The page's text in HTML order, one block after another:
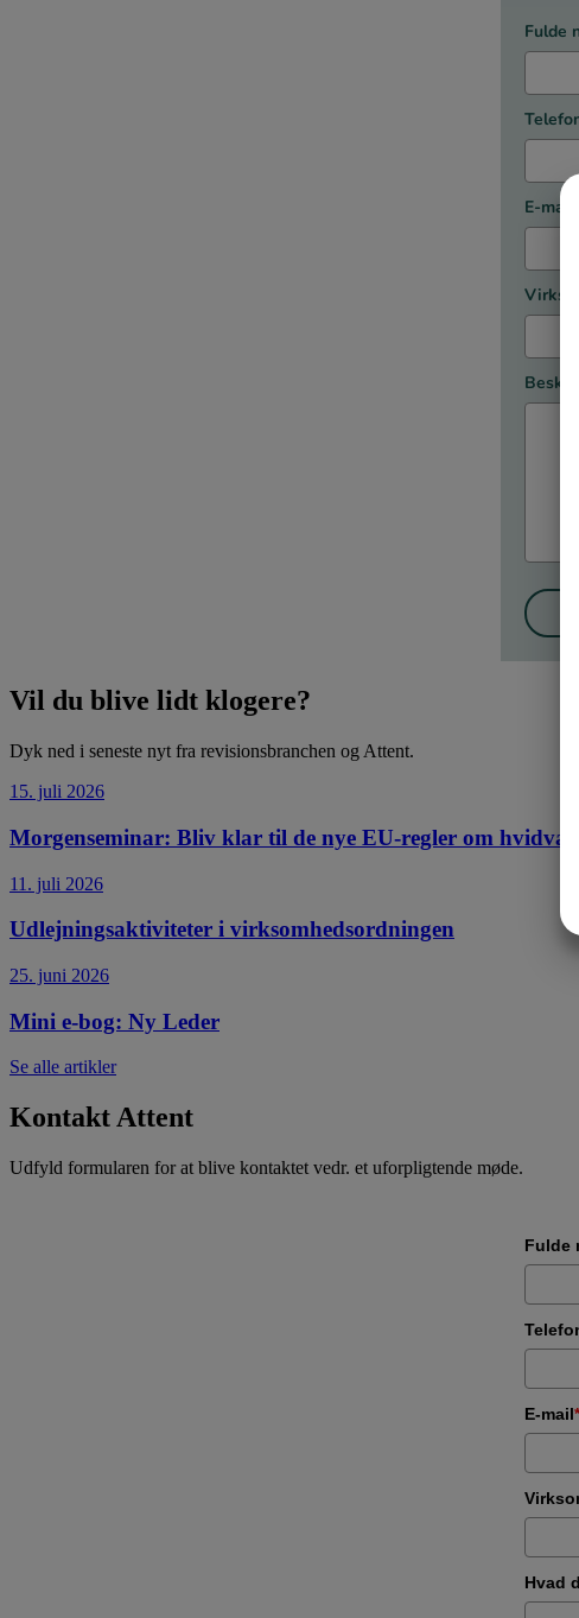
Fulde
E-mail
Besked
Vil du blive lidt klogere?
Dyk ned i seneste nyt fra revisionsbranchen og Attent.
15. juli 2026
Morgenseminar: Bliv klar til de nye EU-regler om hvidvask
11. juli 2026
Udlejningsaktiviteter i virksomhedsordningen
25. juni 2026
Mini e-bog: Ny Leder
Se alle artikler
Kontakt Attent
Udfyld formularen for at blive kontaktet vedr. et uforpligtende møde.
Fulde
E-mail*
Hvad